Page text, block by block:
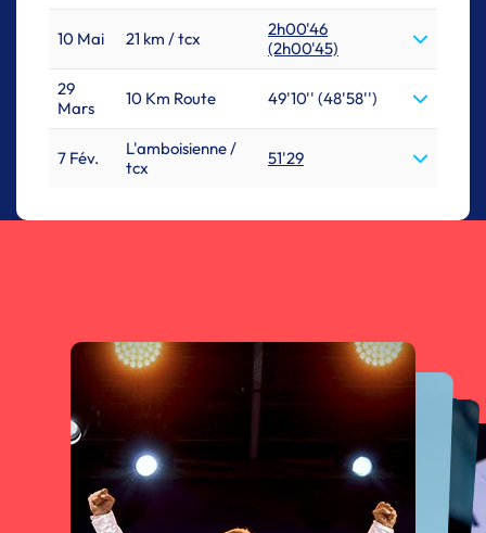
10 Mai 21 km / tcx
2h00'46
(2h00'45)
29
Mars
10 Km Route 49'10'' (48'58'')
7 Fév.
L'amboisienne /
tcx
51'29